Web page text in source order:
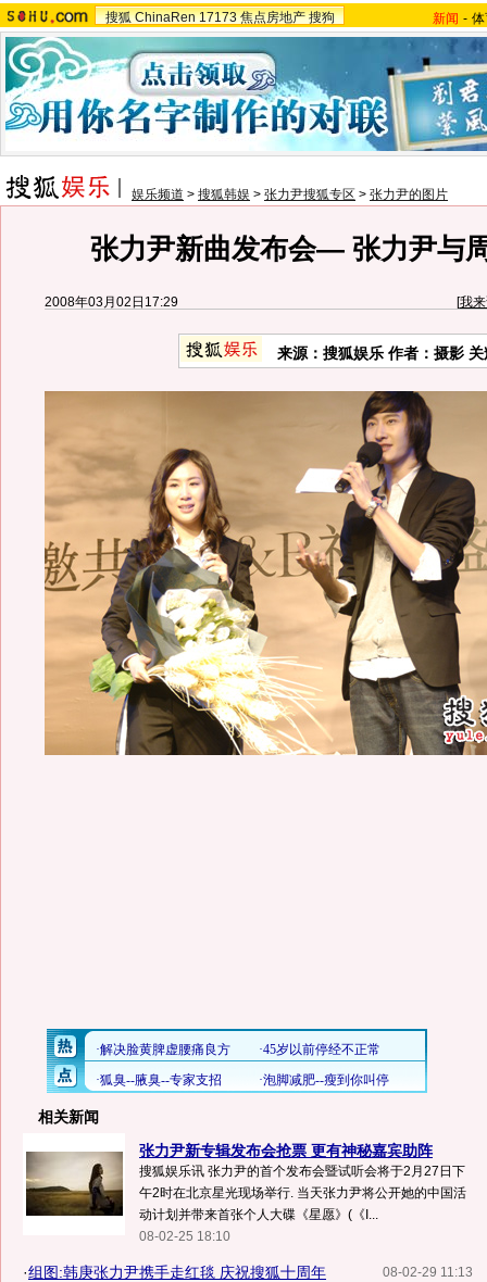
搜狐 ChinaRen 17173 焦点房地产 搜狗 新闻 -
娱乐频道 > 搜狐韩娱 > 张力尹搜狐专区 > 张力尹的图片
张力尹新曲发布会— 张力尹与
2008年03月02日17:29 [我
来源：搜狐娱乐 作者：摄影 关
相关新闻
张力尹新专辑发布会抢票 更有神秘嘉宾助阵
搜狐娱乐讯 张力尹的首个发布会暨试听会将于2月27日下
午2时在北京星光现场举行. 当天张力尹将公开她的中国活
动计划并带来首张个人大碟《星愿》(《I...
08-02-25 18:10
08-02-29 11:13
·组图:韩庚张力尹携手走红毯 庆祝搜狐十周年